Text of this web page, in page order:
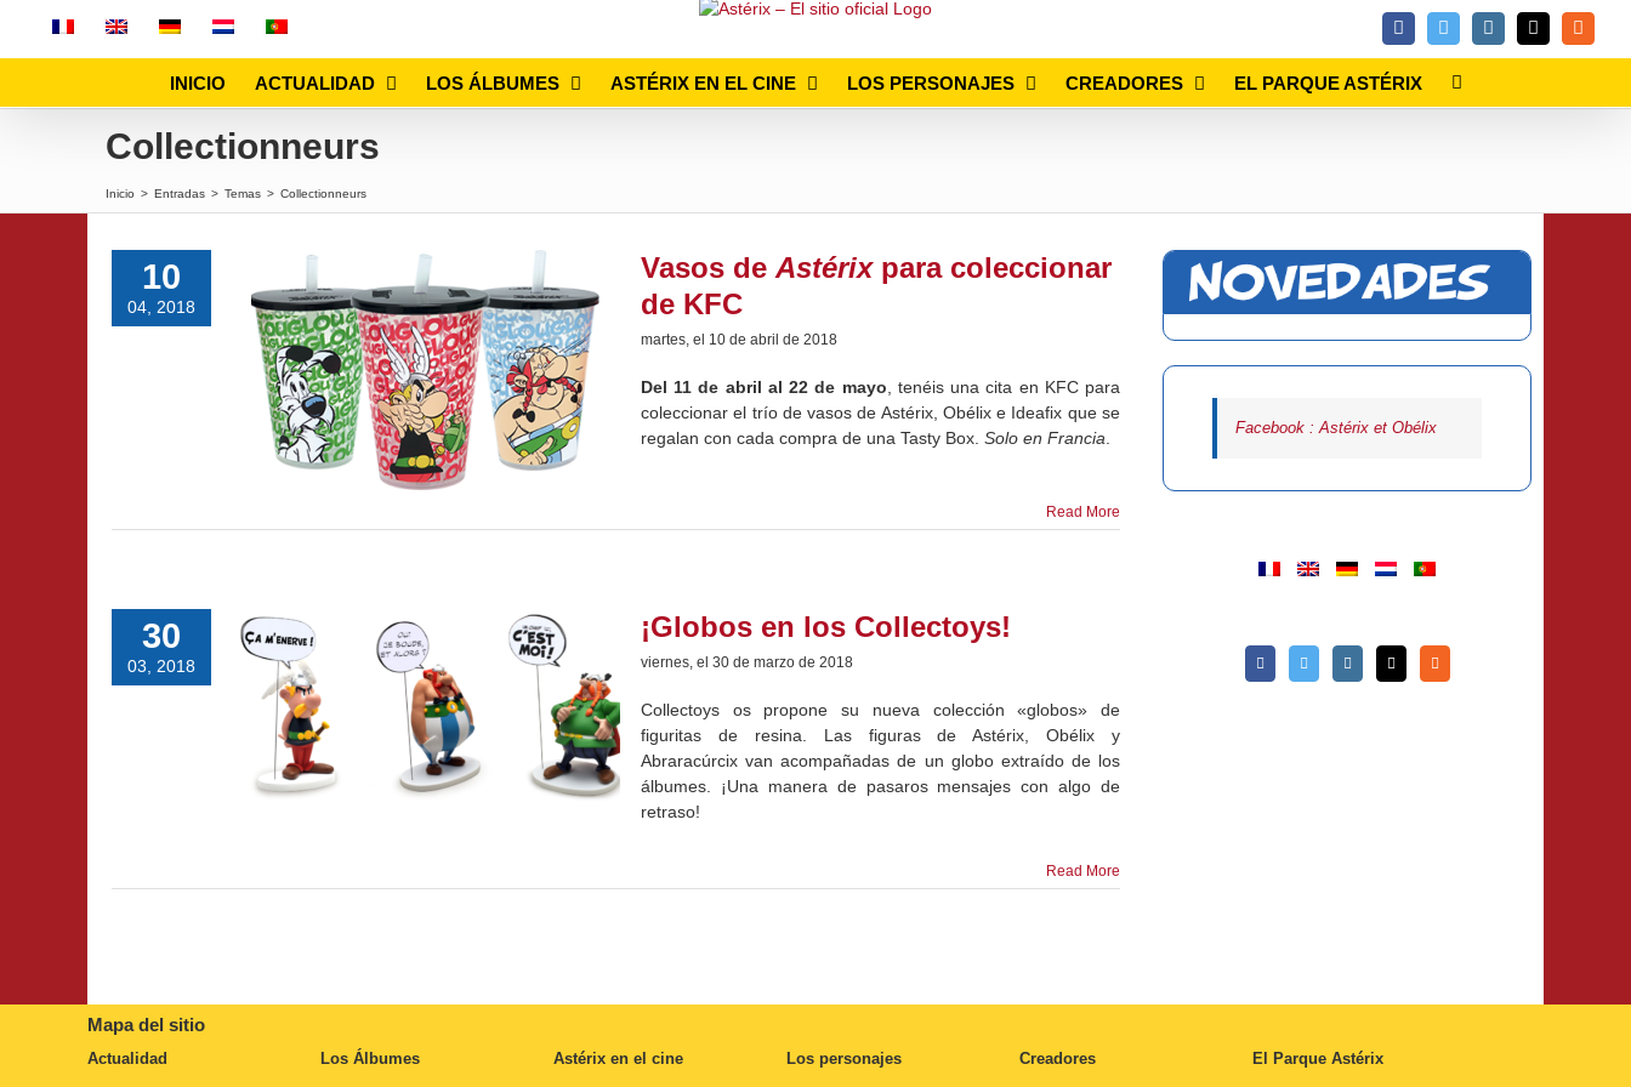
content
FacebookTwitterInstagramEmailRss
INICIO ACTUALIDAD LOS ÁLBUMES ASTÉRIX EN EL CINE LOS PERSONAJES CREADORES EL PARQUE ASTÉRIX
Collectionneurs
Inicio > Entradas > Temas > Collectionneurs
10
04, 2018
Vasos de Astérixpara coleccionar
de KFC
martes, el 10 de abril de 2018
Del 11 de abril al 22 de mayo , tenéis una cita en KFC para
coleccionar el trío de vasos de Astérix, Obélix e Ideafix que se
regalan con cada compra de una Tasty Box. Solo en Francia
Read More
30
03, 2018
¡Globos en los Collectoys!
viernes, el 30 de marzo de 2018
Collectoys os propone su nueva colección «globos» de
figuritas de resina. Las figuras de Astérix, Obélix y
Abraracúrcix van acompañadas de un globo extraído de los
álbumes. ¡Una manera de pasaros mensajes con algo de
retraso!
Read More
Facebook : Astérix et Obélix
Mapa del sitio
Actualidad Los Álbumes Astérix en el cine Los personajes Creadores El Parque Astérix